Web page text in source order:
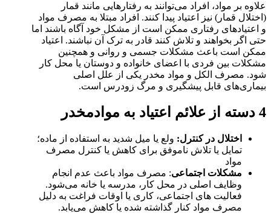
علاوه بر مواد، افراد می‌توانند به رفتارهایی مانند قمار
(اختلال قمار) نیز اعتیاد پیدا کنند. افراد مبتلا به مصرف مواد
و اعتیادهای رفتاری ممکن است از مشکل خود آگاه باشند اما
حتی اگر بخواهند و تلاش کنند قادر به ترک آن نباشند. اعتیاد
ممکن است باعث مشکلات جسمی و روانی و همچنین
مشکلات بین فردی با اعضای خانواده و دوستان یا محل کار
شود. مصرف الکل و مواد مخدر یکی از علل اصلی
بیماری‌های قابل پیشگیری و مرگ زودرس است.
4 دسته از علائم اعتیاد به موادمخدر
اختلال در کنترل: ولع یا میل شدید به استفاده از ماده؛
تمایل یا تلاش ناموفق برای کاهش یا کنترل مصرف
مواد
مشکلات اجتماعی: مصرف مواد باعث عدم انجام
وظایف اصلی در محل کار، مدرسه یا خانه می‌شود.
فعالیت های اجتماعی، کاری یا اوقات فراغت به دلیل
مصرف مواد کنار گذاشته شده یا کاهش می‌یابد.